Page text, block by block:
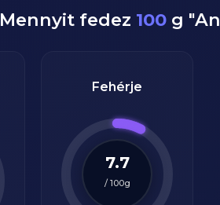
Mennyit fedez 100 g "
Fehérje
7.7
/100g